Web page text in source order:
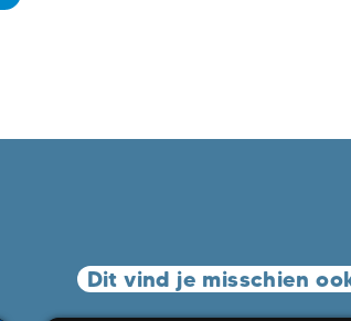
Dit vind je misschien